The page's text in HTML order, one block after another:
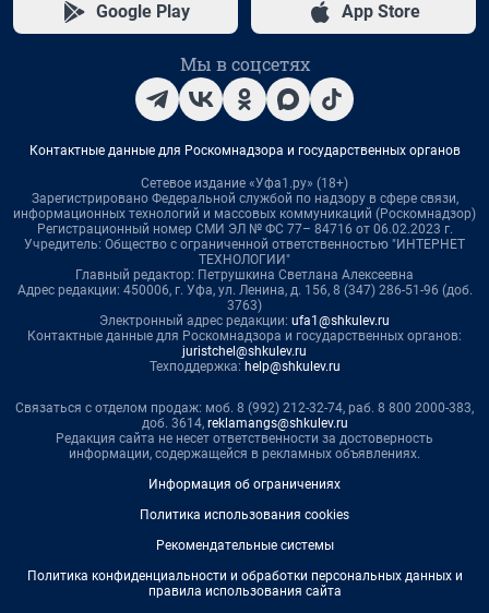
Google Play App Store
Мы в соцсетях
Контактные данные для Роскомнадзора и государственных органов
Сетевое издание «Уфа1.ру» (18+)
Зарегистрировано Федеральной службой по надзору в сфере связи,
информационных технологий и массовых коммуникаций (Роскомнадзор)
Регистрационный номер СМИ ЭЛ № ФС 77– 84716 от 06.02.2023 г.
Учредитель: Общество с ограниченной ответственностью "ИНТЕРНЕТ
ТЕХНОЛОГИИ"
Главный редактор: Петрушкина Светлана Алексеевна
Адрес редакции: 450006, г. Уфа, ул. Ленина, д. 156, 8 (347) 286-51-96 (доб.
3763)
Электронный адрес редакции: ufa1@shkulev.ru
Контактные данные для Роскомнадзора и государственных органов:
juristchel@shkulev.ru
Техподдержка: help@shkulev.ru
Связаться с отделом продаж: моб. 8 (992) 212-32-74, раб. 8 800 2000-383,
доб. 3614, reklamangs@shkulev.ru
Редакция сайта не несет ответственности за достоверность
информации, содержащейся в рекламных объявлениях.
Информация об ограничениях
Политика использования cookies
Рекомендательные системы
Политика конфиденциальности и обработки персональных данных и
правила использования сайта